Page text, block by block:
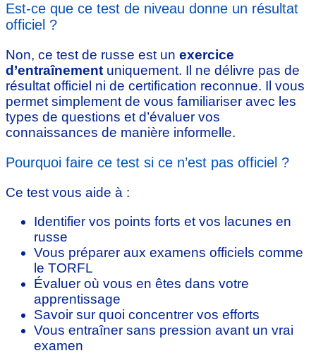
Est-ce que ce test de niveau donne un résultat
officiel ?
Non, ce test de russe est un exercice
d’entraînement uniquement. Il ne délivre pas de
résultat officiel ni de certification reconnue. Il vous
permet simplement de vous familiariser avec les
types de questions et d’évaluer vos
connaissances de manière informelle.
Pourquoi faire ce test si ce n’est pas officiel ?
Ce test vous aide à :
Identifier vos points forts et vos lacunes en
russe
Vous préparer aux examens officiels comme
le TORFL
Évaluer où vous en êtes dans votre
apprentissage
Savoir sur quoi concentrer vos efforts
Vous entraîner sans pression avant un vrai
examen